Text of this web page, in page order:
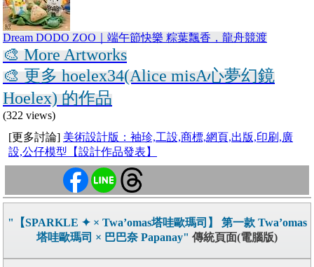
Dream DODO ZOO｜端午節快樂 粽葉飄香，龍舟競渡
🎨 More Artworks
🎨 更多 hoelex34(Alice misA心夢幻鏡
Hoelex) 的作品
(322 views)
[更多討論] 美術設計版：袖珍,工設,商標,網頁,出版,印刷,廣
設,公仔模型【設計作品發表】
"【SPARKLE ✦ × Twa’omas塔哇歐瑪司】 第一款 Twa’omas
塔哇歐瑪司 × 巴巴奈 Papanay" 傳統頁面(電腦版)